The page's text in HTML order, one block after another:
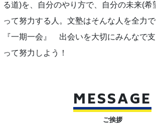
る道)を、自分のやり方で、自分の未来(希
って努力する人。文塾はそんな人を全力で
『一期一会』 出会いを大切にみんなで
って努力しよう！
MESSAGE
ご挨拶